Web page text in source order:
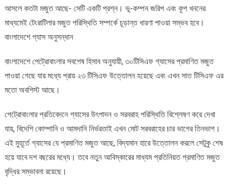
আসলে কতটা মজুত আছে- সেটি একটি প্রশ্ন। ভূ-কম্পন জরিপ এবং কূপ খননের
মাধ্যমেই টেংরাটিলার মজুত পরিস্থিতি সম্পর্কে চূড়ান্ত ধারণা পাওয়া সম্ভব হবে।
বাংলাদেশে গ্যাস অনুসন্ধান
বাংলাদেশে পেট্রোবাংলার সবশেষ হিসাব অনুযায়ী, ৩০টিসিএফ গ্যাসের প্রমাণিত মজুত
পাওয়া গেছে যার মধ্যে প্রায় ২৩ টিসিএফ উত্তোলন হয়েছে এবং এখন সাত টিসিএফ এর
মতো অবশিস্ট আছে।
পেট্রোবাংলার প্রতিবেদনে গ্যাসের উৎপাদন ও সরবরাহ পরিস্থিতি বিশ্লেষণ করে দেখা
যায়, বিদেশি কোম্পানি ও আমদানি নির্ভরতাই এখন মোট সরবরাহের চার ভাগের তিনভাগ।
এই মুহূর্তে গ্যাসের যে প্রমাণিত মজুত আছে, বিদ্যমান হারে উত্তোলন করলে সেটুকু শেষ
হয়ে যাবে দশ বছরের মধ্যে। তবে নতুন আবিস্কারের মাধ্যম প্রতিনিয়ত প্রমাণিত মজুত
বৃদ্ধির সম্ভাবনা রয়েছে।